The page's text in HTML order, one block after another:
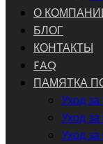
О
БЛОГ
КОНТАКТЫ
FAQ
ПАМЯТКА
Уход за
Уход
Уход